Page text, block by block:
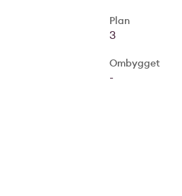
Plan
3
Ombygget
-